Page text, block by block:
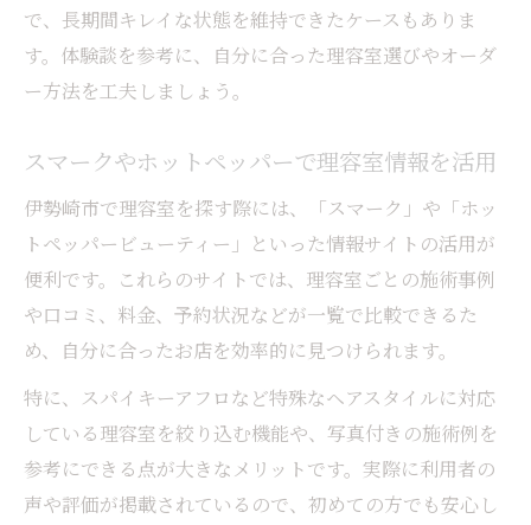
で、長期間キレイな状態を維持できたケースもありま
す。体験談を参考に、自分に合った理容室選びやオーダ
ー方法を工夫しましょう。
スマークやホットペッパーで理容室情報を活用
伊勢崎市で理容室を探す際には、「スマーク」や「ホッ
トペッパービューティー」といった情報サイトの活用が
便利です。これらのサイトでは、理容室ごとの施術事例
や口コミ、料金、予約状況などが一覧で比較できるた
め、自分に合ったお店を効率的に見つけられます。
特に、スパイキーアフロなど特殊なヘアスタイルに対応
している理容室を絞り込む機能や、写真付きの施術例を
参考にできる点が大きなメリットです。実際に利用者の
声や評価が掲載されているので、初めての方でも安心し